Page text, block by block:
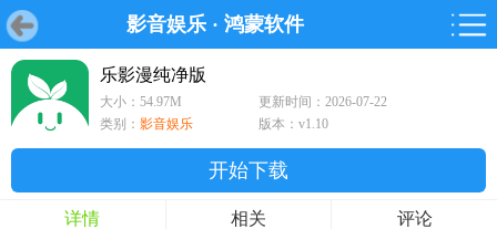
影音娱乐 · 鸿蒙软件
首页 游戏 软件
首页 软件 鸿蒙
游戏
鸿蒙
软件
乐影漫纯净版
大小：54.97M
更新时间：2026-07-22
类别： 影音娱乐 版本：v1.10
开始下载
详情 相关 评论